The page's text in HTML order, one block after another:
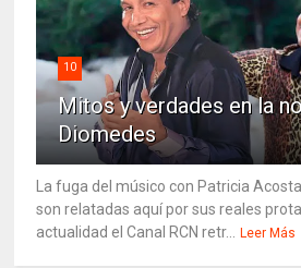
10
Mitos y verdades en la
Diomedes
La fuga del músico con Patricia
son relatadas aquí por sus reales
actualidad el Canal RCN retr...
Leer Más